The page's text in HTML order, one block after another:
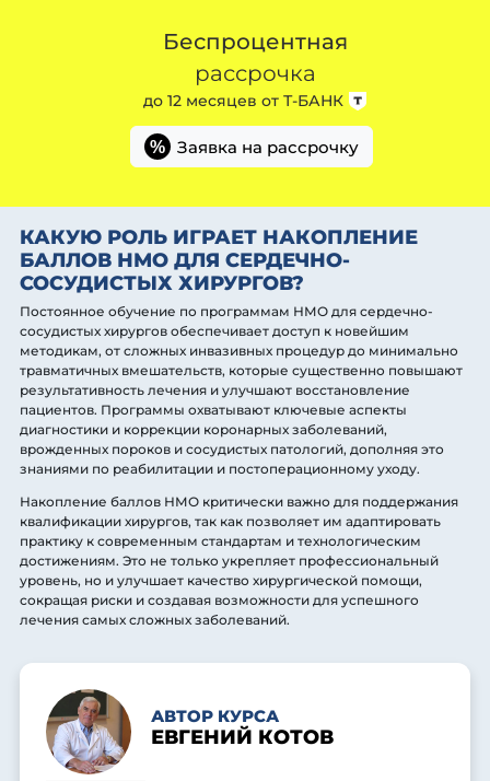
Беспроцентная
рассрочка
до 12 месяцев от Т-БАНК
% Заявка на рассрочку
КАКУЮ РОЛЬ ИГРАЕТ НАКОПЛЕНИЕ
БАЛЛОВ НМО ДЛЯ СЕРДЕЧНО-
СОСУДИСТЫХ ХИРУРГОВ?
Постоянное обучение по программам НМО для сердечно-
сосудистых хирургов обеспечивает доступ к новейшим
методикам, от сложных инвазивных процедур до минимально
травматичных вмешательств, которые существенно повышают
результативность лечения и улучшают восстановление
пациентов. Программы охватывают ключевые аспекты
диагностики и коррекции коронарных заболеваний,
врожденных пороков и сосудистых патологий, дополняя это
знаниями по реабилитации и постоперационному уходу.
Накопление баллов НМО критически важно для поддержания
квалификации хирургов, так как позволяет им адаптировать
практику к современным стандартам и технологическим
достижениям. Это не только укрепляет профессиональный
уровень, но и улучшает качество хирургической помощи,
сокращая риски и создавая возможности для успешного
лечения самых сложных заболеваний.
АВТОР КУРСА
ЕВГЕНИЙ КОТОВ